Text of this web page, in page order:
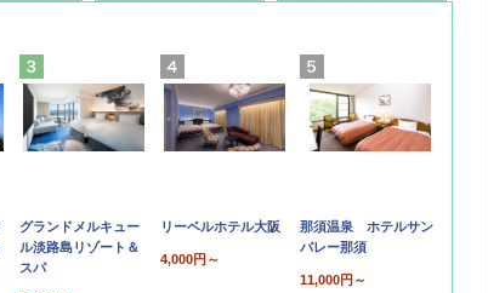
グランドメルキュー
ル淡路島リゾート＆
スパ
リーベルホテル大阪
4,000円～
那須温泉 ホテルサン
バレー那須
11,000円～